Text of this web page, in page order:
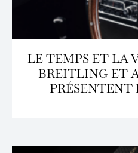
LE TEMPS ET LA
BREITLING ET